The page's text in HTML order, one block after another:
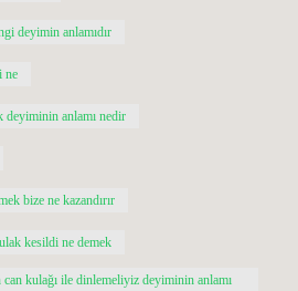
deyimin anlamıdır
ne
deyiminin anlamı nedir
bize ne kazandırır
kesildi ne demek
kulağı ile dinlemeliyiz deyiminin anlamı